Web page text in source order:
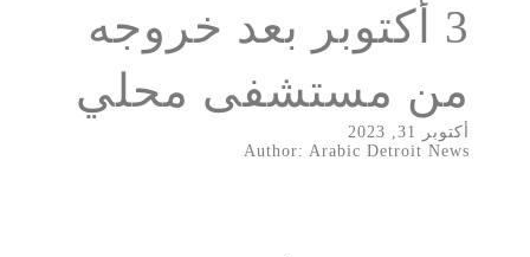
3 أكتوبر بعد خروجه
من مستشفى محلي
أكتوبر 31, 2023
Author: Arabic Detroit News